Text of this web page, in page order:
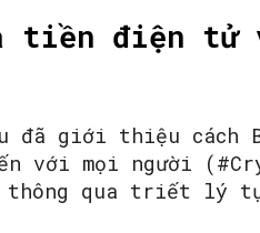
điện tử
đã giới thiệu cách
với mọi người
thông qua triết lý